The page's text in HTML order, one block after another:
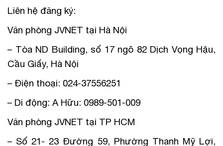
Liên hệ đăng ký:
Văn phòng JVNET tại Hà Nội
– Tòa ND Building, số 17 ngõ 82 Dịch Vọng Hậu,
Cầu Giấy, Hà Nội
– Điện thoại: 024-37556251
– Di động: A Hữu: 0989-501-009
Văn phòng JVNET tại TP HCM
– Số 21- 23 Đường 59, Phường Thanh Mỹ Lợi,